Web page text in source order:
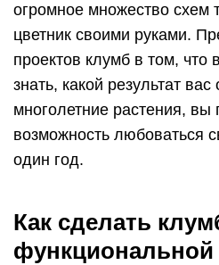
огромное множество схем
цветник своими руками.
проектов клумб в том, что
знать, какой результат
многолетние растения, вы
возможность любоваться
один год.
Как сделать
функциональной